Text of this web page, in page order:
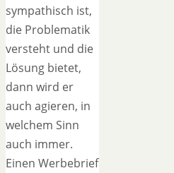
sympathisch ist,
die Problematik
versteht und die
Lösung bietet,
dann wird er
auch agieren, in
welchem Sinn
auch immer.
Einen Werbebrief